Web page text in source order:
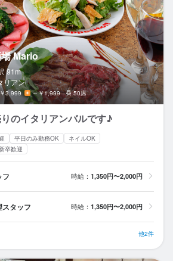
Mario
91m
リアン
3,999 ～￥1,999 50席
のイタリアンバルです♪
平日のみ勤務OK
ネイルOK
卒歓迎
フ 時給： 1,350円〜2,000円
タッフ 時給： 1,350円〜2,000円
他2件